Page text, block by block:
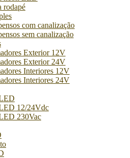
rodapé
com canalização
sem canalização
Exterior 12V
Exterior 24V
Interiores 12V
Interiores 24V
12/24Vdc
230Vac